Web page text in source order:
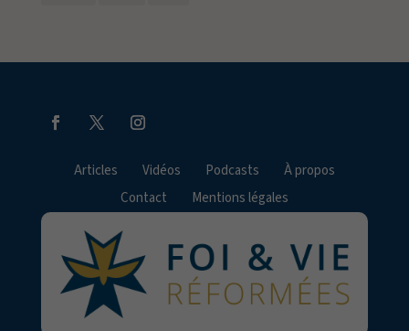
Articles Vidéos Podcasts
À propos
Contact
Mentions légales